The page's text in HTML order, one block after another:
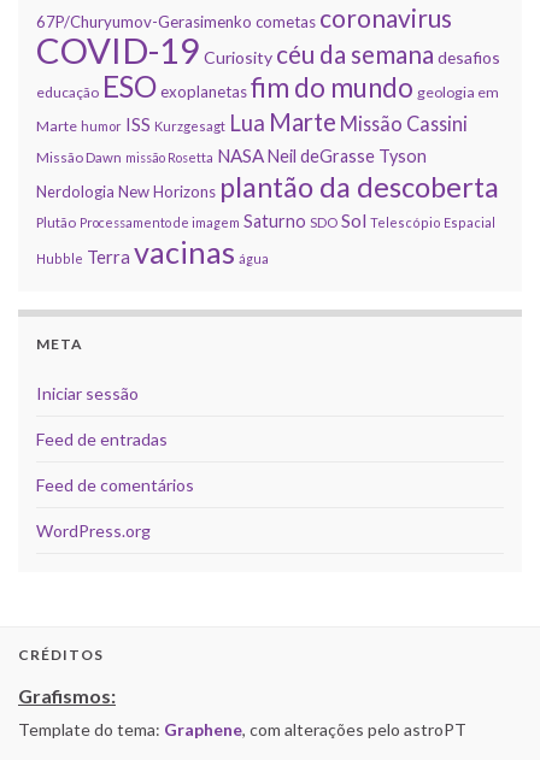
67P/Churyumov-Gerasimenko cometas coronavirus
COVID-19 Curiosity céu da semana desafios
educação ESOexoplanetasfim do mundo geologia em
Marte humor ISS Kurzgesagt Lua Marte Missão Cassini
Missão Dawn missão Rosetta NASANeil deGrasse Tyson
Nerdologia New Horizons plantão da descoberta
Plutão Processamento de imagem Saturno SDO Sol Telescópio Espacial
Hubble Terra vacinas água
META
Iniciar sessão
Feed de entradas
Feed de comentários
WordPress.org
CRÉDITOS
Grafismos:
Template do tema: Graphene, com alterações pelo astroPT